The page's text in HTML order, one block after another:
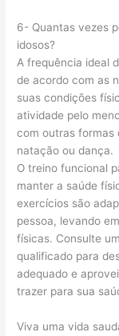
6- Quantas vezes
idosos?
A frequência ideal
de acordo com as
suas condições
atividade pelo
com outras formas
natação ou dança.
O treino funcional
manter a saúde
exercícios são
pessoa, levando
físicas. Consulte
qualificado para
adequado e
trazer para sua
Viva uma vida